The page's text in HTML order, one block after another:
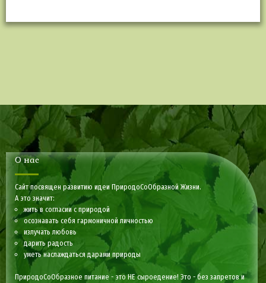
О нас
Сайт посвящен развитию идеи ПриродоСоОбразной Жизни.
А это значит:
жить в согласии с природой
осознавать себя гармоничной личностью
излучать любовь
дарить радость
уметь наслаждаться дарами природы
ПриродоСоОбразное питание - это НЕ сыроедение! Это - без запретов и